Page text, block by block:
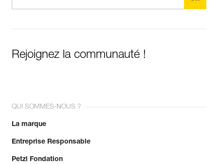
Rejoignez la communauté !
QUI SOMMES-NOUS ?
La marque
Entreprise Responsable
Petzl Fondation